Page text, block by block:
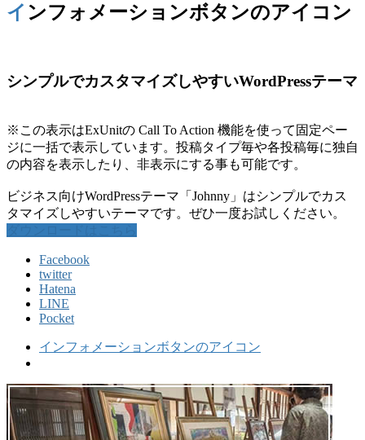
インフォメーションボタンのアイコン
シンプルでカスタマイズしやすいWordPressテーマ
※この表示はExUnitの Call To Action 機能を使って固定ペー
ジに一括で表示しています。投稿タイプ毎や各投稿毎に独自
の内容を表示したり、非表示にする事も可能です。
ビジネス向けWordPressテーマ「Johnny」はシンプルでカス
タマイズしやすいテーマです。ぜひ一度お試しください。
Facebook
twitter
Hatena
LINE
Pocket
インフォメーションボタンのアイコン